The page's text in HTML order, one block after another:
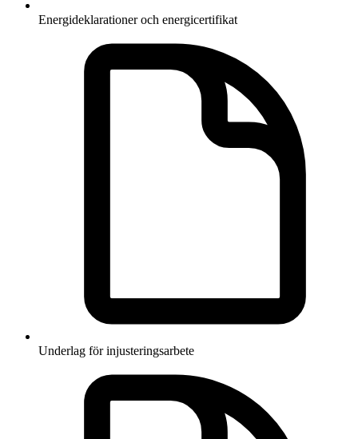
Energideklarationer och energicertifikat
Underlag för injusteringsarbete